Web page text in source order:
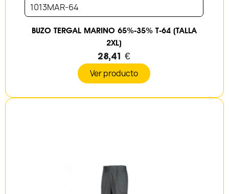
1013MAR-64
BUZO TERGAL MARINO 65%-35% T-64 (TALLA
2XL)
28,41 €
Ver producto